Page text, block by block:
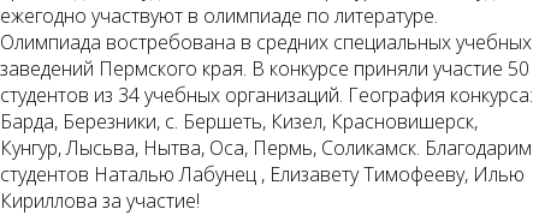
ежегодно участвуют в олимпиаде по литературе.
Олимпиада востребована в средних специальных учебных
заведений Пермского края. В конкурсе приняли участие 50
студентов из 34 учебных организаций. География конкурса:
Барда, Березники, с. Бершеть, Кизел, Красновишерск,
Кунгур, Лысьва, Нытва, Оса, Пермь, Соликамск. Благодарим
студентов Наталью Лабунец , Елизавету Тимофееву, Илью
Кириллова за участие!